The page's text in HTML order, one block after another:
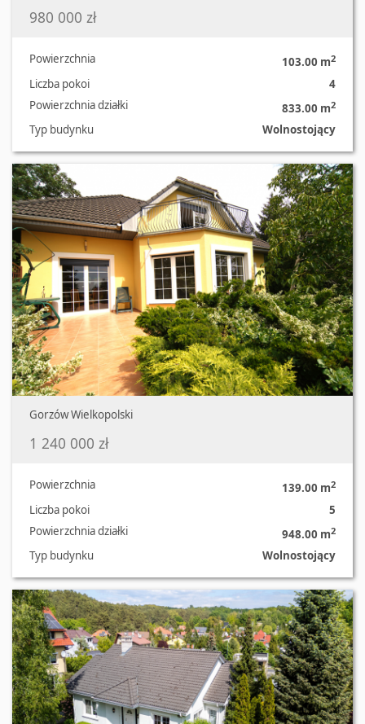
980 000 zł
Powierzchnia 103.00 m2
Liczba pokoi
4
Powierzchnia działki
833.00 m2
Typ budynku
Wolnostojący
Gorzów Wielkopolski
1 240 000 zł
Powierzchnia 139.00 m2
Liczba pokoi
5
Powierzchnia działki
948.00 m2
Typ budynku
Wolnostojący